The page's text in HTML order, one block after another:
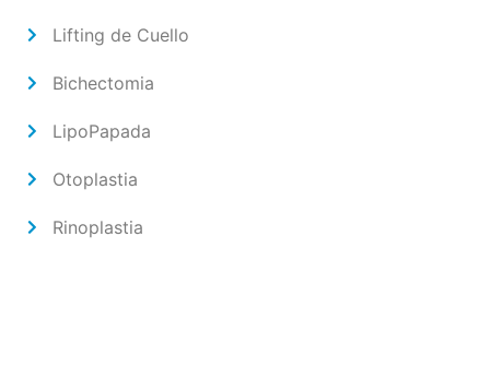
Lifting de Cuello
Bichectomia
LipoPapada
Otoplastia
Rinoplastia